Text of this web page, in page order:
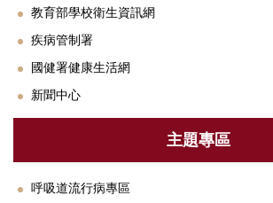
職業安全衛生護理
衛教專區
單位設備及校園友善設施介紹
常見Q&A
教育部學校衛生資訊網
疾病管制署
國健署健康生活網
新聞中心
主題專區
呼吸道流行病專區